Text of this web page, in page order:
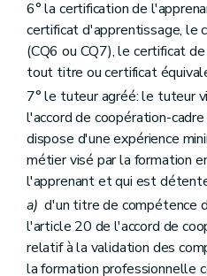
6° la certification de
certificat d'apprentissage, le
(CQ6 ou CQ7), le certificat
tout titre ou certificat
7° le tuteur agréé: le tuteur
l'accord de coopération-
dispose d'une expérience
métier visé par la formation
l'apprenant et qui est
a) d'un titre de compétence
l'article 20 de l'accord de
relatif à la validation des
la formation professionnelle